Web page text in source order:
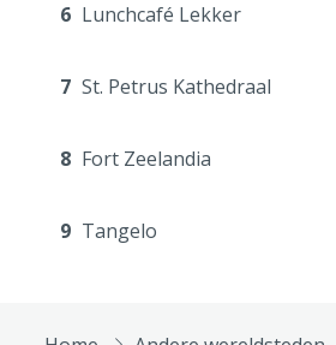
6 Lunchcafé Lekker
7 St. Petrus Kathedraal
8 Fort Zeelandia
9 Tangelo